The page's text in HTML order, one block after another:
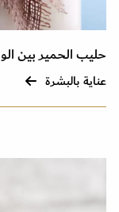
حليب الحمير بين
عناية بالبشرة